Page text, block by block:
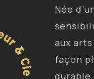
Née
aux
façon